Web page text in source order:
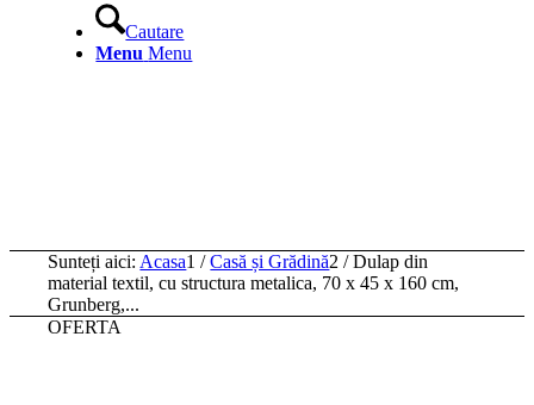
Cautare
Menu Menu
Sunteți aici: Acasa1 / Casă și Grădină2 / Dulap din
material textil, cu structura metalica, 70 x 45 x 160 cm,
Grunberg,...
OFERTA